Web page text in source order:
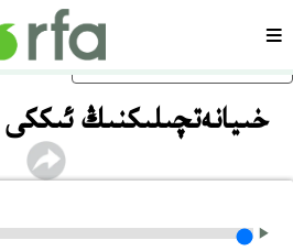
ئاساسلىق مەزمۇنغا ئاتلاڭسەھىپە
خىيانەتچىلىكنىڭ